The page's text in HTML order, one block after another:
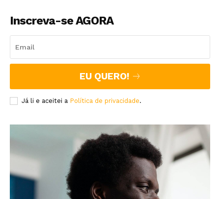
Inscreva-se AGORA
EU QUERO!
Já li e aceitei a Política de privacidade.